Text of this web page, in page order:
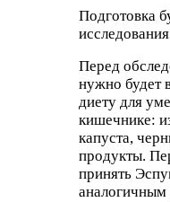
Подготовка
Перед
нужно будет
диету для
кишечнике:
капуста,
продукты.
принять
аналогичным